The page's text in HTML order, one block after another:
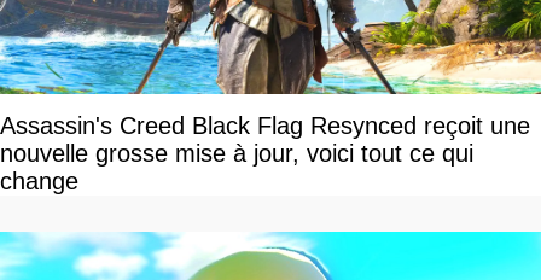
Assassin's Creed Black Flag Resynced reçoit une
nouvelle grosse mise à jour, voici tout ce qui
change